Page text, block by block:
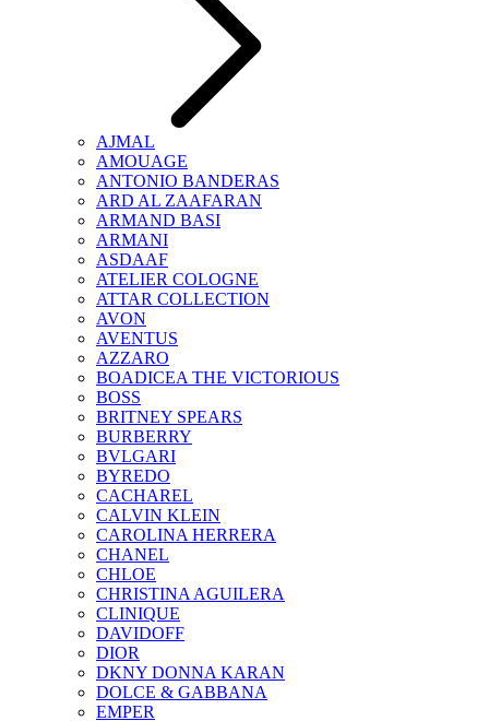
AJMAL
AMOUAGE
ANTONIO BANDERAS
ARD AL ZAAFARAN
ARMAND BASI
ARMANI
ASDAAF
ATELIER COLOGNE
ATTAR COLLECTION
AVON
AVENTUS
AZZARO
BOADICEA THE VICTORIOUS
BOSS
BRITNEY SPEARS
BURBERRY
BVLGARI
BYREDO
CACHAREL
CALVIN KLEIN
CAROLINA HERRERA
CHANEL
CHLOE
CHRISTINA AGUILERA
CLINIQUE
DAVIDOFF
DIOR
DKNY DONNA KARAN
DOLCE & GABBANA
EMPER